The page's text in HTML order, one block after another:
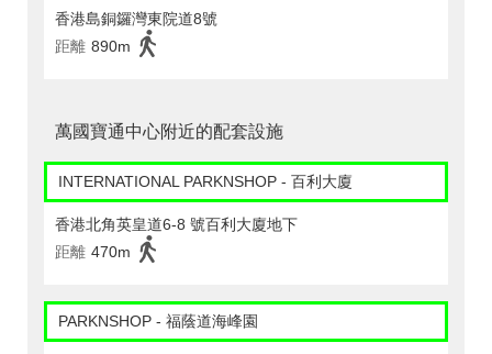
香港島銅鑼灣東院道8號
距離 890m
萬國寶通中心附近的配套設施
INTERNATIONAL PARKNSHOP - 百利大廈
香港北角英皇道6-8 號百利大廈地下
距離 470m
PARKNSHOP - 福蔭道海峰園